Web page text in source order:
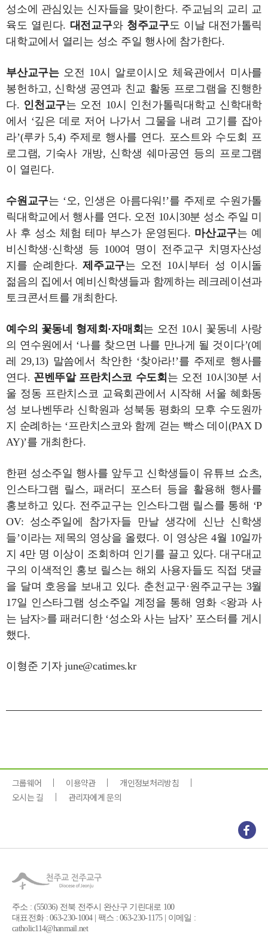
성소에 관심있는 신자들을 맞이한다. 주교님의 교리 교
육도 열린다. 대전교구와 청주교구도 이날 대전가톨릭
대학교에서 열리는 성소 주일 행사에 참가한다.
부산교구는오전 10시 알로이시오 체육관에서 미사를
봉헌하고, 신학생 공연과 친교 활동 프로그램을 진행한
다. 인천교구는 오전 10시 인천가톨릭대학교 신학대학
에서 ‘깊은 데로 저어 나가서 그물을 내려 고기를 잡아
라’(루카 5,4) 주제로 행사를 연다. 포스트와 수도회 프
로그램, 기숙사 개방, 신학생 쉐마공연 등의 프로그램
이 열린다.
수원교구는 ‘오, 인생은 아름다워!’를 주제로 수원가톨
릭대학교에서 행사를 연다. 오전 10시30분 성소 주일 미
사 후 성소 체험 테마 부스가 운영된다. 마산교구는 예
비신학생·신학생 등 100여 명이 전주교구 치명자산성
지를 순례한다.제주교구는 오전 10시부터 성 이시돌
젊음의 집에서 예비신학생들과 함께하는 레크레이션과
토크콘서트를 개최한다.
예수의 꽃동네 형제회·자매회 는 오전 10시 꽃동네 사랑
의 연수원에서 ‘나를 찾으면 나를 만나게 될 것이다’(예
레 29,13) 말씀에서 착안한 ‘찾아라!’를 주제로 행사를
연다. 꼰벤뚜알 프란치스코 수도회 는 오전 10시30분 서
울 정동 프란치스코 교육회관에서 시작해 서울 혜화동
성 보나벤뚜라 신학원과 성북동 평화의 모후 수도원까
지 순례하는 ‘프란치스코와 함께 걷는 빡스 데이(PAX D
AY)’를 개최한다.
한편 성소주일 행사를 앞두고 신학생들이 유튜브 쇼츠,
인스타그램 릴스, 패러디 포스터 등을 활용해 행사를
홍보하고 있다. 전주교구는 인스타그램 릴스를 통해 ‘P
OV: 성소주일에 참가자들 만날 생각에 신난 신학생
들’이라는 제목의 영상을 올렸다. 이 영상은 4월 10일까
지 4만 명 이상이 조회하며 인기를 끌고 있다. 대구대교
구의 이색적인 홍보 릴스는 해외 사용자들도 직접 댓글
을 달며 호응을 보내고 있다. 춘천교구·원주교구는 3월
17일 인스타그램 성소주일 계정을 통해 영화 <왕과 사
는 남자>를 패러디한 ‘성소와 사는 남자’ 포스터를 게시
했다.
이형준 기자 june@catimes.kr
그룹웨어 이용약관
개인정보처리방침
오시는 길
관리자에게 문의
주소 : (55036) 전북 전주시 완산구 기린대로 100
대표전화 : 063-230-1004 | 팩스 : 063-230-1175 | 이메일 :
catholic114@hanmail.net